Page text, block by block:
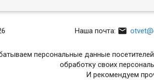
Наша почта: 
персональные данные посетителей
обработку своих
И рекомендуем